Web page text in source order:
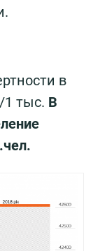
в
1 тыс. В